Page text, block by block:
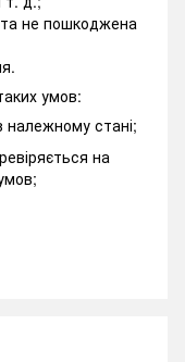
не пошкоджена
умов:
належному стані;
на